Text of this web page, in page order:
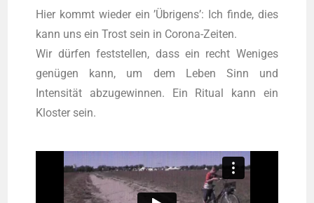
Hier kommt wie­der ein ’Übrigens’: Ich fin­de, dies
kann uns ein Trost sein in Coro­na-Zei­ten.
Wir dürfen fest­stel­len, dass ein recht Weni­ges
genügen kann, um dem Leben Sinn und
Intensität abzu­ge­win­nen. Ein Ritu­al kann ein
Klos­ter sein.